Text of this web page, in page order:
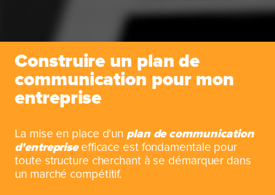
Construire un plan de
communication pour mon
entreprise
La mise en place d'un plan de communication
d'entrepriseefficace est fondamentale pour
toute structure cherchant à se démarquer dans
un marché compétitif.